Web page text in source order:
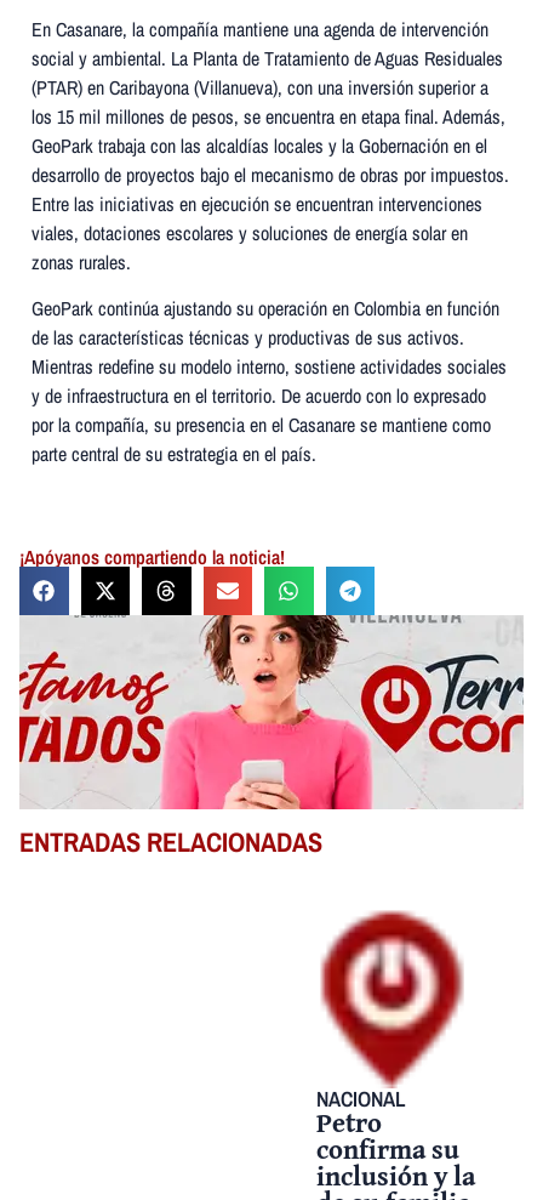
En Casanare, la compañía mantiene una agenda de intervención
social y ambiental. La Planta de Tratamiento de Aguas Residuales
(PTAR) en Caribayona (Villanueva), con una inversión superior a
los 15 mil millones de pesos, se encuentra en etapa final. Además,
GeoPark trabaja con las alcaldías locales y la Gobernación en el
desarrollo de proyectos bajo el mecanismo de obras por impuestos.
Entre las iniciativas en ejecución se encuentran intervenciones
viales, dotaciones escolares y soluciones de energía solar en
zonas rurales.
GeoPark continúa ajustando su operación en Colombia en función
de las características técnicas y productivas de sus activos.
Mientras redefine su modelo interno, sostiene actividades sociales
y de infraestructura en el territorio. De acuerdo con lo expresado
por la compañía, su presencia en el Casanare se mantiene como
parte central de su estrategia en el país.
¡Apóyanos compartiendo la noticia!
ENTRADAS RELACIONADAS
NACIONAL
Petro
confirma su
inclusión y la